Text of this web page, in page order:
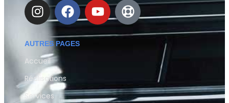
AUTRES PAGES
Accueil
Réalisations
Services